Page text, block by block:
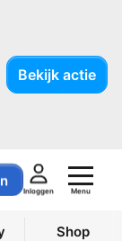
Bekijk actie
Inloggen Menu
Shop